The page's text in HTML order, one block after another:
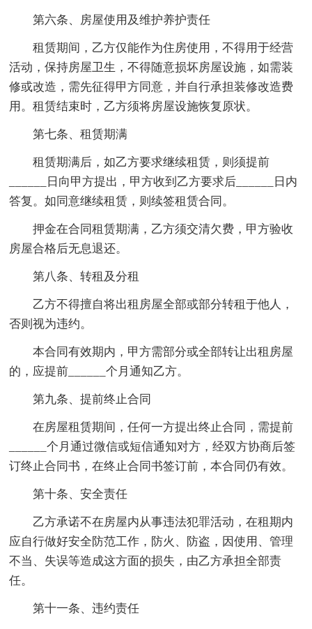
第六条、房屋使用及维护养护责任
租赁期间，乙方仅能作为住房使用，不得用于经营
活动，保持房屋卫生，不得随意损坏房屋设施，如需装
修或改造，需先征得甲方同意，并自行承担装修改造费
用。租赁结束时，乙方须将房屋设施恢复原状。
第七条、租赁期满
租赁期满后，如乙方要求继续租赁，则须提前
______日向甲方提出，甲方收到乙方要求后______日内
答复。如同意继续租赁，则续签租赁合同。
押金在合同租赁期满，乙方须交清欠费，甲方验收
房屋合格后无息退还。
第八条、转租及分租
乙方不得擅自将出租房屋全部或部分转租于他人，
否则视为违约。
本合同有效期内，甲方需部分或全部转让出租房屋
的，应提前______个月通知乙方。
第九条、提前终止合同
在房屋租赁期间，任何一方提出终止合同，需提前
______个月通过微信或短信通知对方，经双方协商后签
订终止合同书，在终止合同书签订前，本合同仍有效。
第十条、安全责任
乙方承诺不在房屋内从事违法犯罪活动，在租期内
应自行做好安全防范工作，防火、防盗，因使用、管理
不当、失误等造成这方面的损失，由乙方承担全部责
任。
第十一条、违约责任